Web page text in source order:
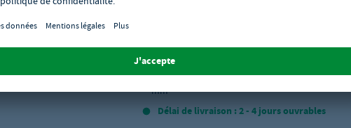
hygiénique
Facile à transporter et à monter rapidement
Dimensions du produit (L×P×H) : 593 × 389 × 147
mm
Délai de livraison : 2 - 4 jours ouvrables